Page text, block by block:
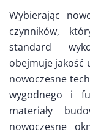
Wybierając
czynników,
standard
obejmuje jakość
nowoczesne
wygodnego i
materiały
nowoczesne